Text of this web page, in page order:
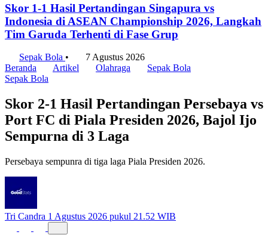
Skor 1-1 Hasil Pertandingan Singapura vs
Indonesia di ASEAN Championship 2026, Langkah
Tim Garuda Terhenti di Fase Grup
Sepak Bola •
7 Agustus 2026
Beranda
Artikel Olahraga
Sepak Bola
Sepak Bola
Skor 2-1 Hasil Pertandingan Persebaya vs
Port FC di Piala Presiden 2026, Bajol Ijo
Sempurna di 3 Laga
Persebaya sempunra di tiga laga Piala Presiden 2026.
Tri Candra 1 Agustus 2026 pukul 21.52 WIB